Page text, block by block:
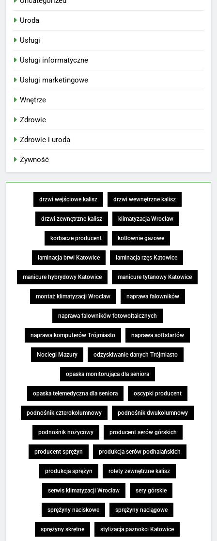
Uroda
Usługi
Usługi informatyczne
Usługi marketingowe
Wnętrze
Zdrowie
Zdrowie i uroda
Żywność
drzwi wejściowe kalisz drzwi wewnętrzne kalisz
drzwi zewnętrzne kalisz klimatyzacja Wrocław
korbacze producent kotłownie gazowe
laminacja brwi Katowice laminacja rzęs Katowice
manicure hybrydowy Katowice manicure tytanowy Katowice
montaż klimatyzacji Wrocław naprawa falowników
naprawa falowników fotowoltaicznych
naprawa komputerów Trójmiasto naprawa softstartów
Noclegi Mazury odzyskiwanie danych Trójmiasto
opaska monitorująca dla seniora
opaska telemedyczna dla seniora oscypki producent
podnośnik czterokolumnowy podnośnik dwukolumnowy
podnośnik nożycowy producent serów górskich
producent sprężyn produkcja serów podhalańskich
produkcja sprężyn rolety zewnętrzne kalisz
serwis klimatyzacji Wrocław sery górskie
sprężyny naciskowe sprężyny naciągowe
sprężyny skrętne stylizacja paznokci Katowice